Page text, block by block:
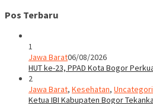
Pos Terbaru
1
Jawa Barat06/08/2026
HUT ke-23, PPAD Kota Bogor
2
Jawa Barat, Kesehatan,
Ketua IBI Kabupaten Bogor